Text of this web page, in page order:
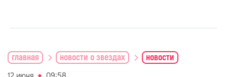
главная новости о звездах новости